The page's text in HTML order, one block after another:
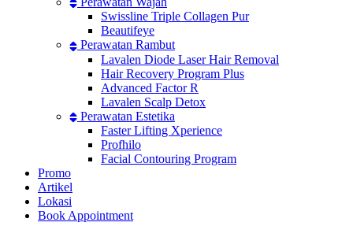
Swissline Triple Collagen Pur
Beautifeye
Perawatan Rambut
Lavalen Diode Laser Hair Removal
Hair Recovery Program Plus
Advanced Factor R
Lavalen Scalp Detox
Perawatan Estetika
Faster Lifting Xperience
Profhilo
Facial Contouring Program
Promo
Artikel
Lokasi
Book Appointment